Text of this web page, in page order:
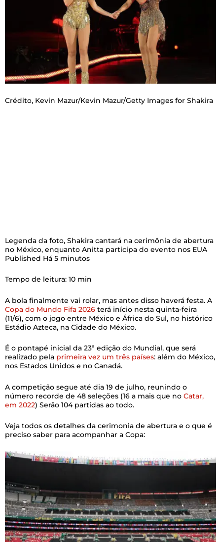
Crédito, Kevin Mazur/Kevin Mazur/Getty Images for Shakira
Legenda da foto, Shakira cantará na cerimônia de abertura
no México, enquanto Anitta participa do evento nos EUA
Published Há 5 minutos
Tempo de leitura: 10 min
A bola finalmente vai rolar, mas antes disso haverá festa. A
Copa do Mundo Fifa 2026 terá início nesta quinta-feira
(11/6), com o jogo entre México e África do Sul, no histórico
Estádio Azteca, na Cidade do México.
É o pontapé inicial da 23ª edição do Mundial, que será
realizado pela primeira vez um três países: além do México,
nos Estados Unidos e no Canadá.
A competição segue até dia 19 de julho, reunindo o
número recorde de 48 seleções (16 a mais que no Catar,
em 2022) Serão 104 partidas ao todo.
Veja todos os detalhes da cerimonia de abertura e o que é
preciso saber para acompanhar a Copa: